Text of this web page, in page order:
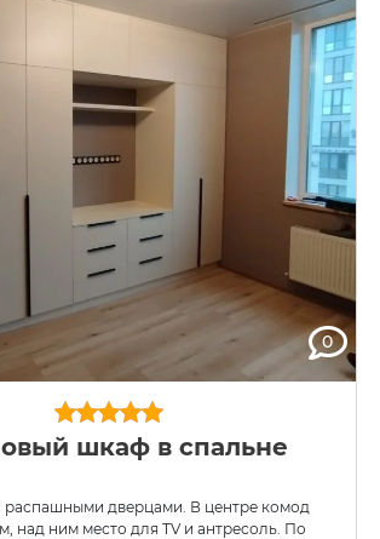
0
шкаф в спальне
распашными дверцами. В центре комод
над ним место для TV и антресоль. По